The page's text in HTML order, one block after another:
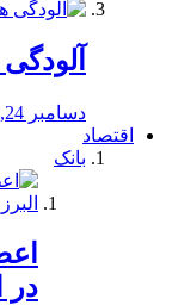
دسامبر 24, 2019
اقتصاد
بانک
در